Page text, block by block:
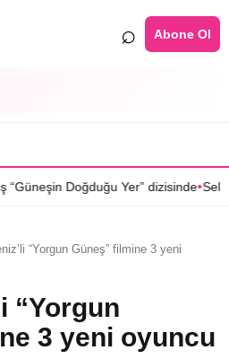
⌕ Abone Ol
•Selin Türkmen “Karma” dizisinde
“Yorgun Güneş” filmine 3 yeni
“Yorgun
3 yeni oyuncu